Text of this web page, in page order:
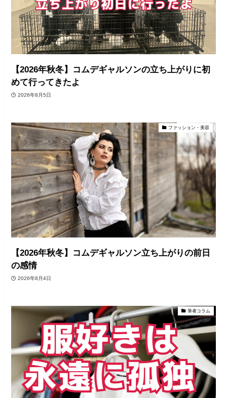
【2026年秋冬】コムデギャルソンの立ち上がりに初
めて行ってきたよ
2026年8月5日
ファッション・美容
【2026年秋冬】コムデギャルソン立ち上がりの前日
の感情
2026年8月4日
筆者コラム